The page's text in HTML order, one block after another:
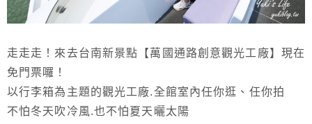
走走走！來去台南新景點【萬國通路創意觀光工廠】現在
免門票囉！
以行李箱為主題的觀光工廠.全館室內任你逛、任你拍
不怕冬天吹冷風.也不怕夏天曬太陽